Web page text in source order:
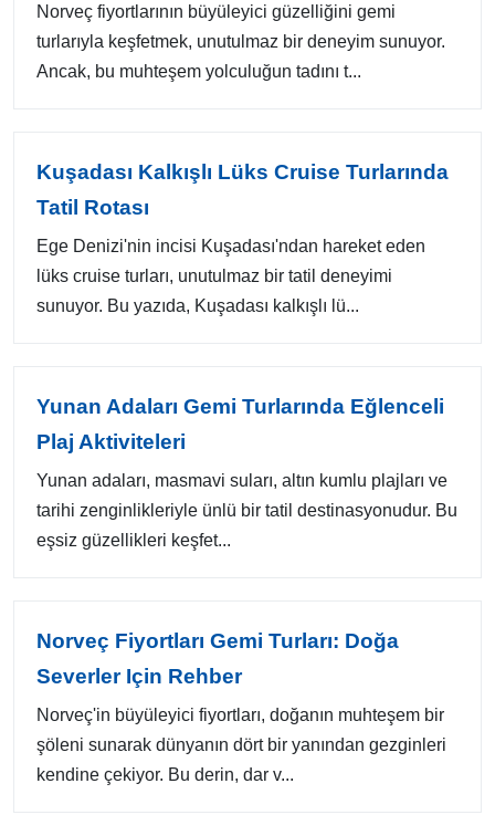
Norveç fiyortlarının büyüleyici güzelliğini gemi
turlarıyla keşfetmek, unutulmaz bir deneyim sunuyor.
Ancak, bu muhteşem yolculuğun tadını t...
Kuşadası Kalkışlı Lüks Cruise Turlarında
Tatil Rotası
Ege Denizi'nin incisi Kuşadası'ndan hareket eden
lüks cruise turları, unutulmaz bir tatil deneyimi
sunuyor. Bu yazıda, Kuşadası kalkışlı lü...
Yunan Adaları Gemi Turlarında Eğlenceli
Plaj Aktiviteleri
Yunan adaları, masmavi suları, altın kumlu plajları ve
tarihi zenginlikleriyle ünlü bir tatil destinasyonudur. Bu
eşsiz güzellikleri keşfet...
Norveç Fiyortları Gemi Turları: Doğa
Severler Için Rehber
Norveç'in büyüleyici fiyortları, doğanın muhteşem bir
şöleni sunarak dünyanın dört bir yanından gezginleri
kendine çekiyor. Bu derin, dar v...